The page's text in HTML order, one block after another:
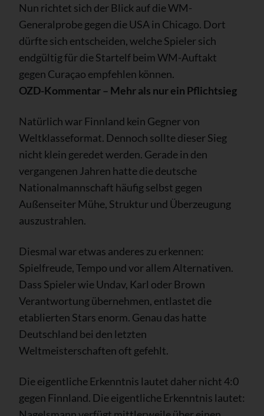
Nun richtet sich der Blick auf die WM-
Generalprobe gegen die USA in Chicago. Dort
dürfte sich entscheiden, welche Spieler sich
endgültig für die Startelf beim WM-Auftakt
gegen Curaçao empfehlen können.
OZD-Kommentar – Mehr als nur ein Pflichtsieg
Natürlich war Finnland kein Gegner von
Weltklasseformat. Dennoch sollte dieser Sieg
nicht klein geredet werden. Gerade in den
vergangenen Jahren hatte die deutsche
Nationalmannschaft häufig selbst gegen
Außenseiter Mühe, Struktur und Überzeugung
auszustrahlen.
Diesmal war etwas anderes zu erkennen:
Spielfreude, Tempo und vor allem Alternativen.
Dass Spieler wie Undav, Karl oder Brown
Verantwortung übernehmen, entlastet die
etablierten Stars enorm. Genau das hatte
Deutschland bei den letzten
Weltmeisterschaften oft gefehlt.
Die eigentliche Erkenntnis lautet daher nicht 4:0
gegen Finnland. Die eigentliche Erkenntnis lautet: